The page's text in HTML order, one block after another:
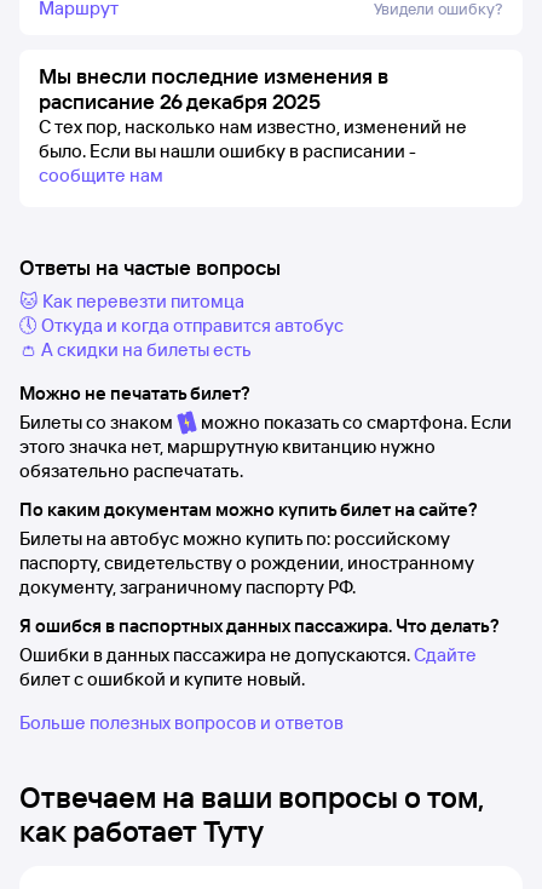
Маршрут Увидели ошибку?
Мы внесли последние изменения в
расписание 26 декабря 2025
С тех пор, насколько нам известно, изменений не
было. Если вы нашли ошибку в расписании -
сообщите нам
Ответы на частые вопросы
🐱 Как перевезти питомца
🕔 Откуда и когда отправится автобус
👛 А скидки на билеты есть
Можно не печатать билет?
Билеты со знаком
можно показать со смартфона. Если
этого значка нет, маршрутную квитанцию нужно
обязательно распечатать.
По каким документам можно купить билет на сайте?
Билеты на автобус можно купить по: российскому
паспорту, свидетельству о рождении, иностранному
документу, заграничному паспорту РФ.
Я ошибся в паспортных данных пассажира. Что делать?
Ошибки в данных пассажира не допускаются.Сдайте
билет с ошибкой и купите новый.
Больше полезных вопросов и ответов
Отвечаем на ваши вопросы о том,
как работает Туту